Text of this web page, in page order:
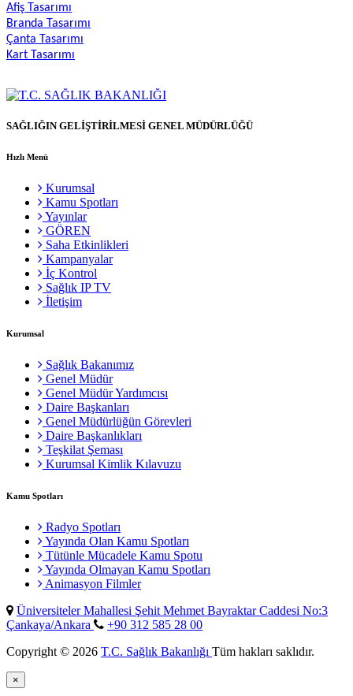
Afiş Tasarımı
Branda Tasarımı
Çanta Tasarımı
Kart Tasarımı
SAĞLIĞIN GELİŞTİRİLMESİ GENEL MÜDÜRLÜĞÜ
Hızlı Menü
Kurumsal
Kamu Spotları
Yayınlar
GÖREN
Saha Etkinlikleri
Kampanyalar
İç Kontrol
Sağlık IP TV
İletişim
Kurumsal
Sağlık Bakanımız
Genel Müdür
Genel Müdür Yardımcısı
Daire Başkanları
Genel Müdürlüğün Görevleri
Daire Başkanlıkları
Teşkilat Şeması
Kurumsal Kimlik Kılavuzu
Kamu Spotları
Radyo Spotları
Yayında Olan Kamu Spotları
Tütünle Mücadele Kamu Spotu
Yayında Olmayan Kamu Spotları
Animasyon Filmler
Üniversiteler Mahallesi Şehit Mehmet Bayraktar Caddesi No:3
Çankaya/Ankara
+90 312 585 28 00
Copyright © 2026 T.C. Sağlık Bakanlığı Tüm hakları saklıdır.
×